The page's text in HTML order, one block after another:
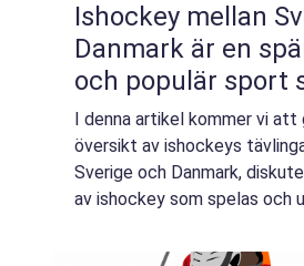
Ishockey mellan
Danmark är en
och populär sport
engagerar många
spelare
I denna artikel kommer vi att
översikt av ishockeys
Sverige och Danmark,
av ishockey som spelas och
också att titta på historiska